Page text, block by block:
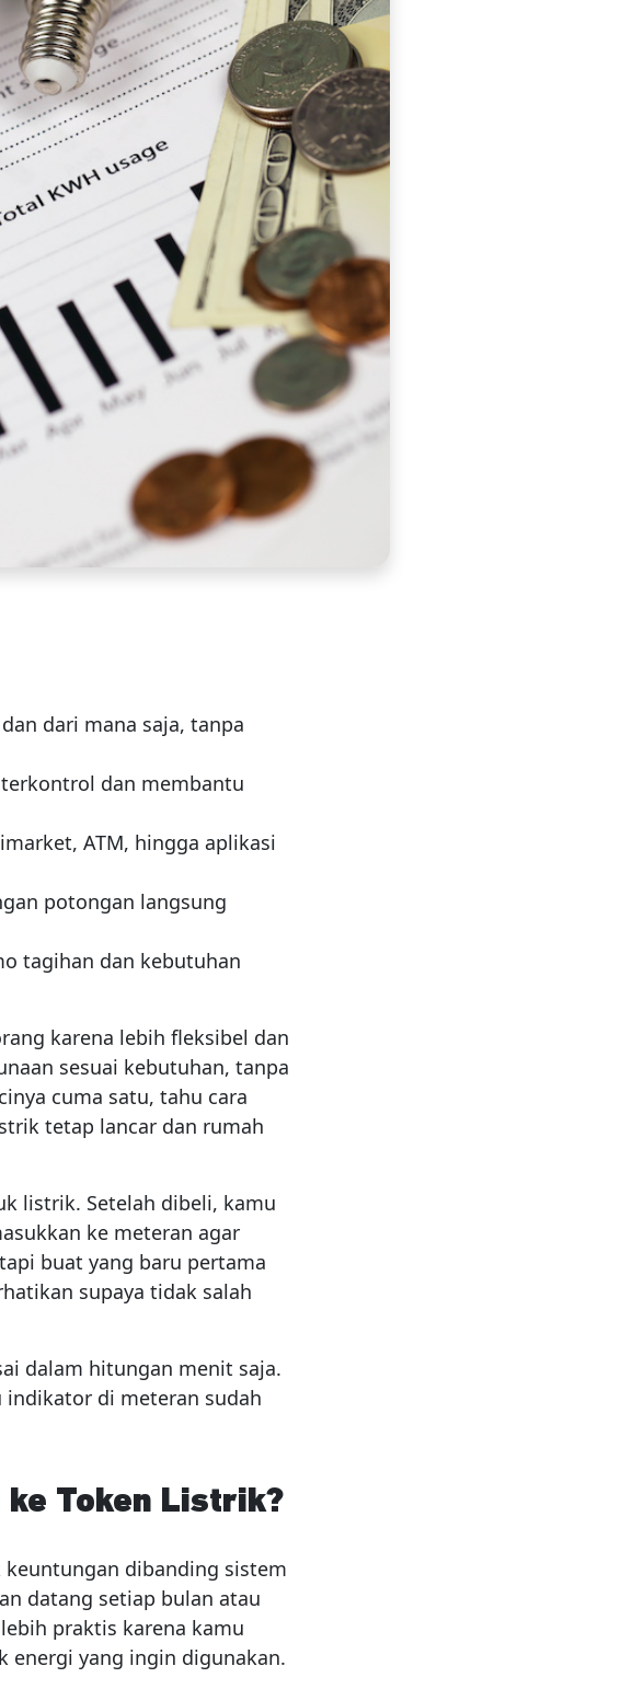
dari mana saja, tanpa
dan membantu
ATM, hingga aplikasi
potongan langsung
tagihan dan kebutuhan
karena lebih fleksibel dan
sesuai kebutuhan, tanpa
cuma satu, tahu cara
tetap lancar dan rumah
listrik. Setelah dibeli, kamu
ke meteran agar
buat yang baru pertama
supaya tidak salah
dalam hitungan menit saja.
indikator di meteran sudah
ke Token Listrik?
dibanding sistem
datang setiap bulan atau
praktis karena kamu
energi yang ingin digunakan.